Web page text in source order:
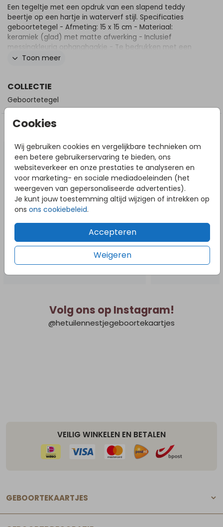
Cookies
Wij gebruiken cookies en vergelijkbare technieken om
een betere gebruikerservaring te bieden, ons
websiteverkeer en onze prestaties te analyseren en
voor marketing- en sociale mediadoeleinden (het
weergeven van gepersonaliseerde advertenties).
Je kunt jouw toestemming altijd wijzigen of intrekken op
ons ons cookiebeleid.
Accepteren
Weigeren
Een tegeltje met een opdruk van een slapend teddy
beertje op een hartje in waterverf stijl. Specificaties
geboortetegel - Afmeting: 15 x 15 cm - Materiaal:
keramiek (glad) met matte afwerking - Inclusief
messingkleurig ophanghaakje - Te bedrukken met een
afbeelding, tekst en/of eigen foto - De kleuren van het
Toon meer
COLLECTIE
Geboortetegel
DIT VIND JE MISSCHIEN OOK LEUK
Geboortetegel
Volg ons op Instagram!
@hetuilennestjegeboortekaartjes
VEILIG WINKELEN EN BETALEN
GEBOORTEKAARTJES